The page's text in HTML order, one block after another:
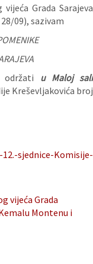
Grada Sarajeva
09), sazivam
održati
u Maloj sali
Kreševljakovića broj
sjednice-Komisije-
vijeća Grada
Montenu i